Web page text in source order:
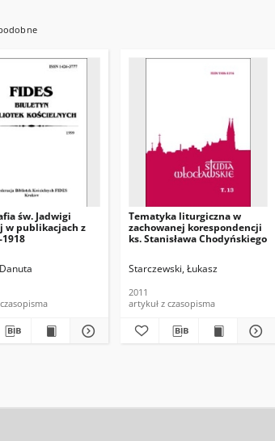
św. Jadwigi
w publikacjach z
Tematyka liturgiczna w
zachowanej korespondencji
ks. Stanisława Chodyńskiego
Starczewski, Łukasz
2011
artykuł z czasopisma